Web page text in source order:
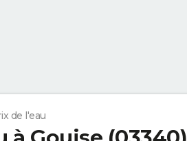
de l'eau